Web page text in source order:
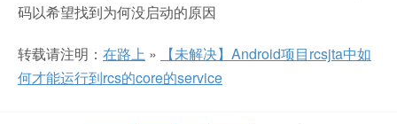
码以希望找到为何没启动的原因
转载请注明： 在路上 »
【未解决】Android项目rcsjta中如
何才能运行到rcs的core的service